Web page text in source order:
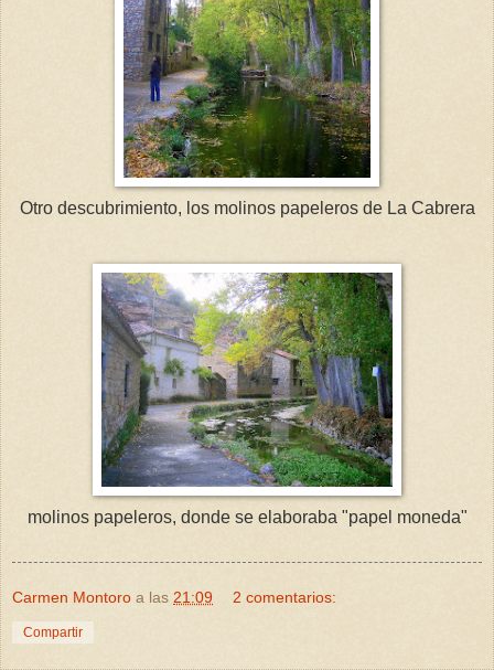
Otro descubrimiento, los molinos papeleros de La Cabrera
molinos papeleros, donde se elaboraba "papel moneda"
Carmen Montoro a las 21:09 2 comentarios:
Compartir